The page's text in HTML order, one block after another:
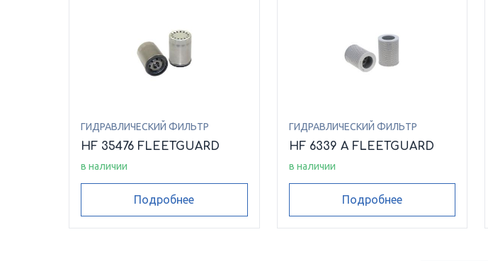
ГИДРАВЛИЧЕСКИЙ ФИЛЬТР
HF 35476 FLEETGUARD
в наличии
Подробнее
ГИДРАВЛИЧЕСКИЙ ФИЛЬТР
HF 6339 A FLEETGUARD
в наличии
Подробнее